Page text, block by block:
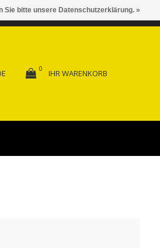
IHR WARENKORB
0
Sie bitte unsere Datenschutzerklärung. »